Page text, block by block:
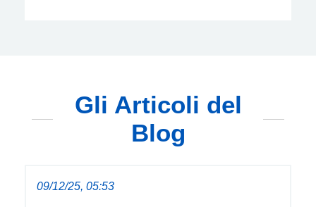
Gli Articoli del
Blog
09/12/25, 05:53